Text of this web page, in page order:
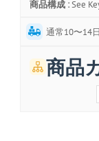
商品構成 : See
通常10〜14
商品